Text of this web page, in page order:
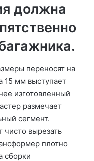
должна
переносят на
15 мм выступает
изготовленный
размечает
сегмент.
чисто вырезать
плотно
сборки